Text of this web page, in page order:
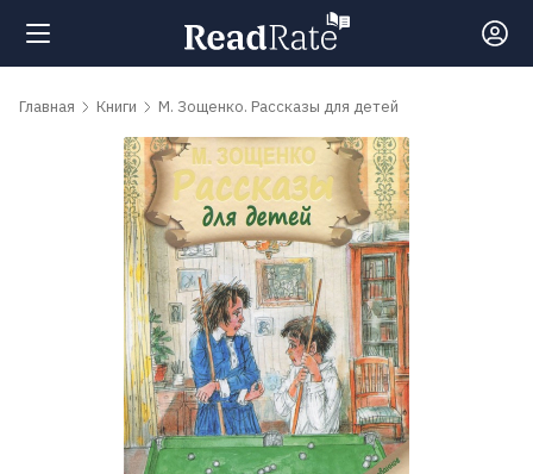
Поиск
Рейтинги
обсуждаемые
Главная Книги М. Зощенко. Рассказы для детей